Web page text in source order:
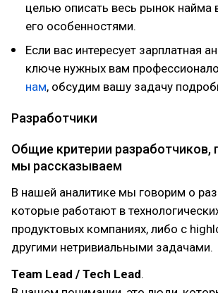
целью описать весь рынок найма
его особенностями.
Если вас интересует зарплатная
ключе нужных вам
нам, обсудим вашу задачу
Разработчики
Общие критерии разработчиков,
мы рассказываем
В нашей аналитике мы говорим о
которые работают в
продуктовых компаниях, либо с
другими нетривиальными задачами.
Team Lead / Tech Lead.